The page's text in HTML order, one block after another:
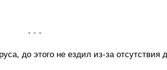
• • •
до этого не ездил из-за отсутствия